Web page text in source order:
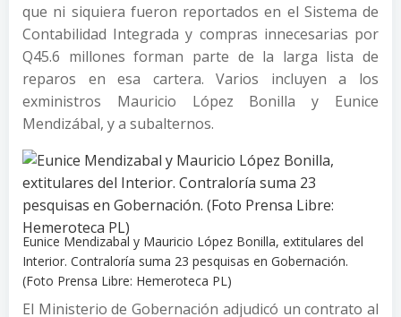
que ni siquiera fueron reportados en el Sistema de
Contabilidad Integrada y compras innecesarias por
Q45.6 millones forman parte de la larga lista de
reparos en esa cartera. Varios incluyen a los
exministros Mauricio López Bonilla y Eunice
Mendizábal, y a subalternos.
Eunice Mendizabal y Mauricio López Bonilla, extitulares del
Interior. Contraloría suma 23 pesquisas en Gobernación.
(Foto Prensa Libre: Hemeroteca PL)
El Ministerio de Gobernación adjudicó un contrato al